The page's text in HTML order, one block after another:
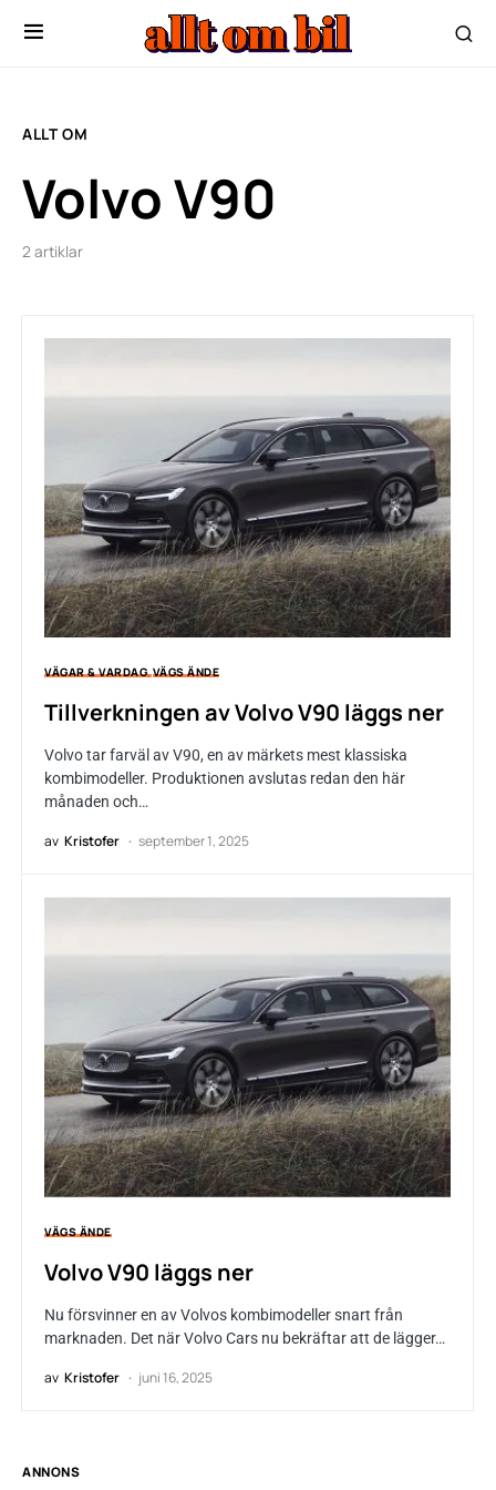
ALLT OM
Volvo V90
2 artiklar
VÄGAR & VARDAG VÄGS ÄNDE
Tillverkningen av Volvo V90 läggs ner
Volvo tar farväl av V90, en av märkets mest klassiska
kombimodeller. Produktionen avslutas redan den här
månaden och…
av Kristofer september 1, 2025
VÄGS ÄNDE
Volvo V90 läggs ner
Nu försvinner en av Volvos kombimodeller snart från
marknaden. Det när Volvo Cars nu bekräftar att de lägger…
av Kristofer juni 16, 2025
ANNONS